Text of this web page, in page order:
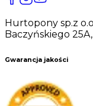
Hurtopony sp.z
Baczyńskiego
Gwarancja jakości